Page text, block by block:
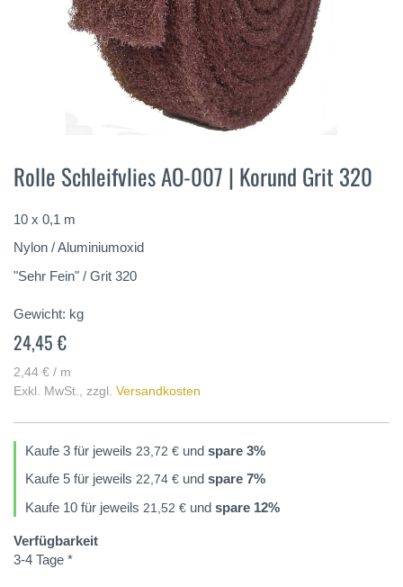
der
springen
Rolle Schleifvlies AO-007 | Korund Grit 320
10 x 0,1 m
Nylon / Aluminiumoxid
"Sehr Fein" / Grit 320
Gewicht: kg
24,45 €
2,44 € / m
Exkl. MwSt.
zzgl. Versandkosten
Kaufe 3 für jeweils 23,72 € und spare 3%
Kaufe 5 für jeweils 22,74 € und spare 7%
Kaufe 10 für jeweils 21,52 € und spare 12%
Verfügbarkeit
3-4 Tage *